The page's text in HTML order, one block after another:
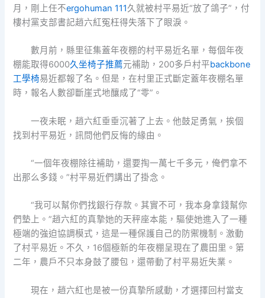
月，剛上任不ergohuman 111久就被村平易近“放了鴿子”，付
樓村黨支部書記趙六紅冤枉得失落下了眼淚。
數月前，縣里征集蓋年夜棚的村平易近名單，每個年夜
棚能取得6000久坐椅子推薦元補助，200多戶村平backbone
工學椅易近都報了名。但是，在村里正式斷定蓋年夜棚名單
時，報名人數卻斷崖式地釀成了“零”。
一夜未眠，趙六紅垂垂沉著了上去。他鼓足勇氣，挨個
找到村平易近，訊問他們反悔的緣由。
“一個年夜棚除往補助，還要掏一萬七千多元，俺們拿不
出那么多錢。”村平易近們講出了掛念。
“我可以幫你們找銀行存款。其實不可，我本身拿錢幫你
們墊上。”趙六紅的真摯她的天秤座本能，驅使她進入了一種
極端的強迫協調模式，這是一種保護自己的防禦機制。激動
了村平易近。不久，16個極新的年夜棚呈現在了農田里。第
二年，農戶不只本身鼓了腰包，還帶動了村平易近失業。
現在，趙六紅也是被一份真摯所感動，才選擇回村當支